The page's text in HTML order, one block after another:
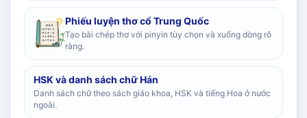
Phiếu luyện thơ cổ Trung Quốc
Tạo bài chép thơ với pinyin tùy chọn và xuống dòng rõ
ràng.
HSK và danh sách chữ Hán
Danh sách chữ theo sách giáo khoa, HSK và tiếng Hoa ở nước
ngoài.